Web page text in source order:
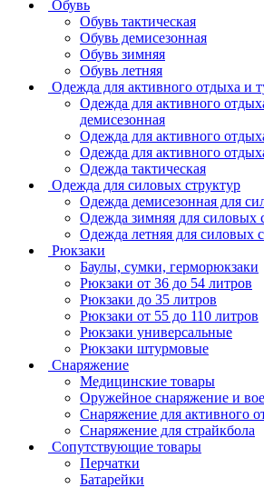
Обувь
Обувь тактическая
Обувь демисезонная
Обувь зимняя
Обувь летняя
Одежда для активного отдыха и
Одежда для активного
демисезонная
Одежда для активного
Одежда для активного
Одежда тактическая
Одежда для силовых структур
Одежда демисезонная для
Одежда зимняя для силовых
Одежда летняя для силовых
Рюкзаки
Баулы, сумки, герморюкзаки
Рюкзаки от 36 до 54 литров
Рюкзаки до 35 литров
Рюкзаки от 55 до 110 литров
Рюкзаки универсальные
Рюкзаки штурмовые
Снаряжение
Медицинские товары
Оружейное снаряжение и
Снаряжение для активного
Снаряжение для страйкбола
Сопутствующие товары
Перчатки
Батарейки